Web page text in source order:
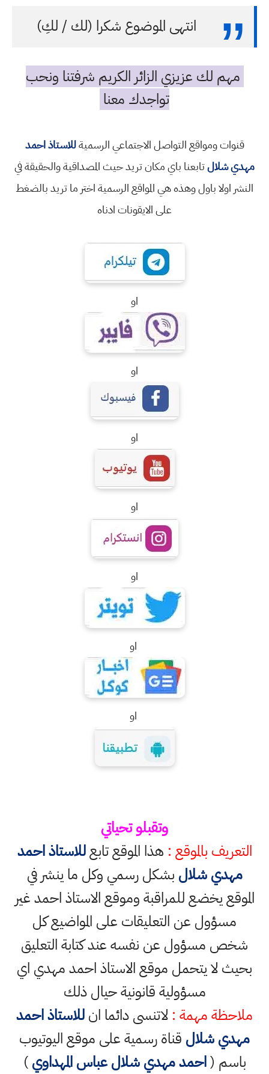
انتهى الموضوع شكرا (لك / لكِ)
مهم لك عزيزي الزائر الكريم شرفتنا ونحب
تواجدك معنا
قنوات ومواقع التواصل الاجتماعي الرسميةللاستاذ احمد
مهدي شلالتابعنا باي مكان تريد حيث المصداقية والحقيقة في
النشر اولا باول وهذه هي المواقع الرسمية اختر ما تريد بالضغط
على الايقونات ادناه
او
او
او
او
او
او
او
وتقبلو تحياتي
التعريف بالموقع : هذا الموقع تابعللاستاذ احمد
مهدي شلال بشكل رسمي وكل ما ينشر في
الموقع يخضع للمراقبة وموقع الاستاذ احمد غير
مسؤول عن التعليقات على المواضيع كل
شخص مسؤول عن نفسه عند كتابة التعليق
بحيث لا يتحمل موقع الاستاذ احمد مهدي اي
مسؤولية قانونية حيال ذلك
ملاحظة مهمة : لاتنسى دائما انللاستاذ احمد
مهدي شلال قناة رسمية على موقع اليوتيوب
باسم (احمد مهدي شلال عباس المهداوي)